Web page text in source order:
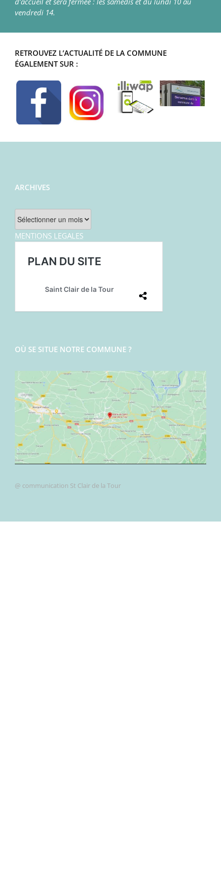
vendredi 14.
RETROUVEZ L’ACTUALITÉ DE LA COMMUNE
ÉGALEMENT SUR :
ARCHIVES
Archives
MENTIONS LEGALES
OÙ SE SITUE NOTRE COMMUNE ?
@ communication St Clair de la Tour